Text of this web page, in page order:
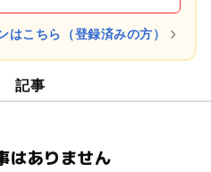
はこちら（登録済みの方）
記事
はありません